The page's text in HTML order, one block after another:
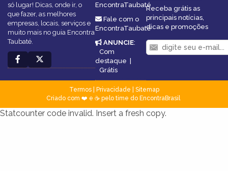
só lugar! Dicas, onde ir, o
que fazer, as melhores
empresas, locais, serviços e
muito mais no guia Encontra
Taubaté.
EncontraTaubaté
Fale com o
EncontraTaubaté
ANUNCIE:
Com
destaque |
Grátis
Receba grátis as
principais notícias,
dicas e promoções
Termos| Privacidade
Sitemap
Criado com ❤️ e ☕ pelo time do EncontraBrasil
Statcounter code invalid. Insert a fresh copy.